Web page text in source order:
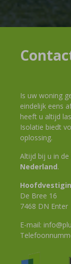
Is uw woning
eindelijk eens
heeft u altijd
Isolatie biedt
oplossing.
Altijd bij u in
Nederland.
De Bree 16
7468 DN Enter
E-mail: